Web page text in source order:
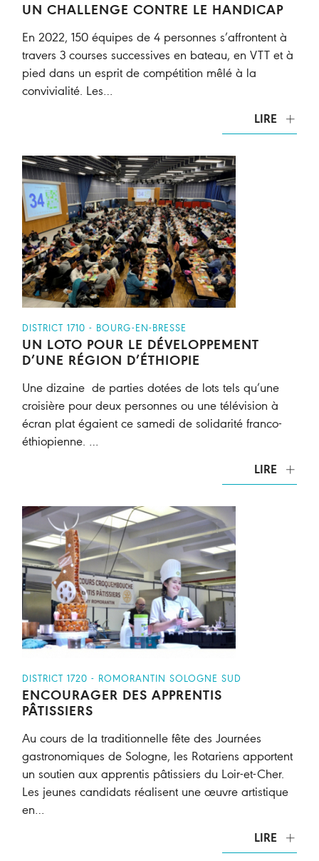
UN CHALLENGE CONTRE LE HANDICAP
En 2022, 150 équipes de 4 personnes s’affrontent à
travers 3 courses successives en bateau, en VTT et à
pied dans un esprit de compétition mêlé à la
convivialité. Les…
LIRE
DISTRICT 1710 - BOURG-EN-BRESSE
UN LOTO POUR LE DÉVELOPPEMENT
D’UNE RÉGION D’ÉTHIOPIE
Une dizaine de parties dotées de lots tels qu’une
croisière pour deux personnes ou une télévision à
écran plat égaient ce samedi de solidarité franco-
éthiopienne. …
LIRE
DISTRICT 1720 - ROMORANTIN SOLOGNE SUD
ENCOURAGER DES APPRENTIS
PÂTISSIERS
Au cours de la traditionnelle fête des Journées
gastronomiques de Sologne, les Rotariens apportent
un soutien aux apprentis pâtissiers du Loir-et-Cher.
Les jeunes candidats réalisent une œuvre artistique
en…
LIRE